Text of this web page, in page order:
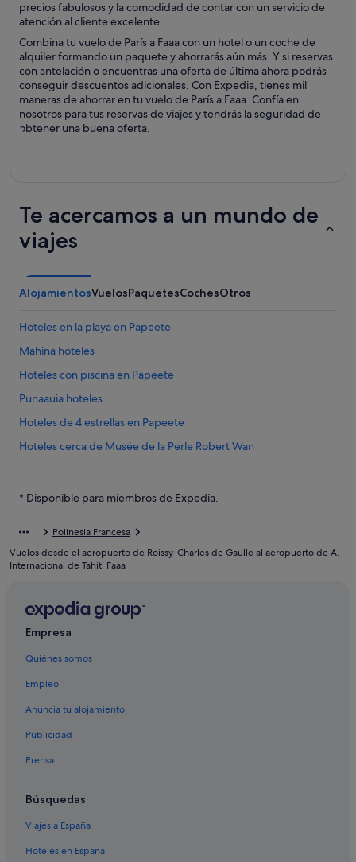
precios fabulosos y la comodidad de contar con un servicio de
atención al cliente excelente.
Combina tu vuelo de París a Faaa con un hotel o un coche de
alquiler formando un paquete y ahorrarás aún más. Y si reservas
con antelación o encuentras una oferta de última ahora podrás
conseguir descuentos adicionales. Con Expedia, tienes mil
maneras de ahorrar en tu vuelo de París a Faaa. Confía en
nosotros para tus reservas de viajes y tendrás la seguridad de
obtener una buena oferta.
Te acercamos a un mundo de
viajes
AlojamientosVuelosPaquetesCochesOtros
Hoteles en la playa en Papeete
Mahina hoteles
Hoteles con piscina en Papeete
Punaauia hoteles
Hoteles de 4 estrellas en Papeete
Hoteles cerca de Musée de la Perle Robert Wan
Pensiones en Papeete
Paea hoteles
Islas de Barlovento hoteles
Hoteles baratos en Papeete
Hoteles de 5 estrellas en Papeete
Albergues en Papeete
Hoteles cerca de Mercado de Papeete
Hoteles para ir de compras en Papeete
Hoteles con bar en Papeete
Hilton Hotels en Papeete
Apartamentos en Papeete
Hoteles con restaurante en Papeete
Papeete hoteles
* Disponible para miembros de Expedia.
Polinesia Francesa
Vuelos desde el aeropuerto de Roissy-Charles de Gaulle al aeropuerto de A.
Internacional de Tahiti Faaa
Empresa
Quiénes somos
Empleo
Anuncia tu alojamiento
Publicidad
Prensa
Búsquedas
Viajes a España
Hoteles en España